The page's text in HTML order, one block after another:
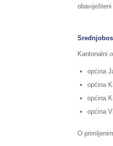
Kantonalni
općina
općina
općina
općina
O